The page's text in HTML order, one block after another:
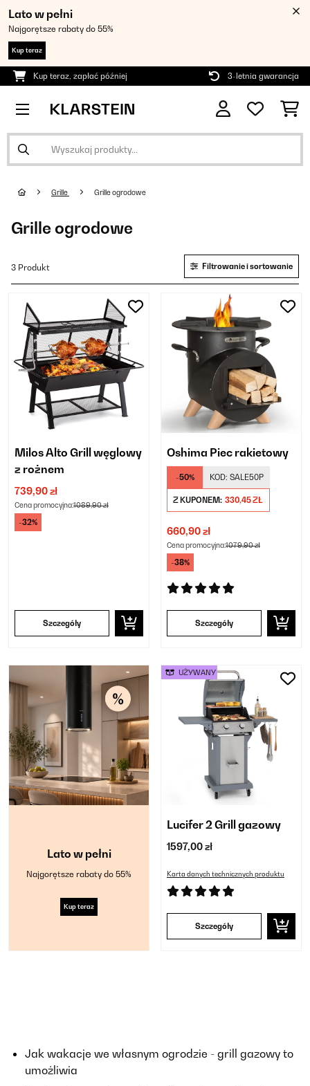
Lato w pełni
Najgorętsze rabaty do 55%
Kup teraz
Kup teraz, zapłać później 3-letnia gwarancja
Grille Grille ogrodowe
Grille ogrodowe
3 Produkt Filtrowanie i sortowanie
Milos Alto Grill węglowy
z rożnem
739,90 zł
Cena promocyjna:1089,90 zł
-32%
Szczegóły
Oshima Piec rakietowy
-50% KOD: SALE50P
Z KUPONEM: 330,45 ZŁ
660,90 zł
Cena promocyjna:1079,90 zł
-38%
Szczegóły
Lato w pełni
Najgorętsze rabaty do 55%
Kup teraz
Lucifer 2 Grill gazowy
1597,00 zł
Karta danych technicznych produktu
Szczegóły
UŻYWANY
Jak wakacje we własnym ogrodzie - grill gazowy to
umożliwia